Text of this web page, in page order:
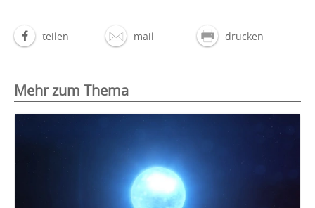
teilen mail drucken
Mehr zum Thema